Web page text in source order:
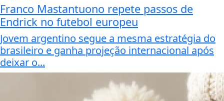
Franco Mastantuono repete passos de
Endrick no futebol europeu
Jovem argentino segue a mesma estratégia do
brasileiro e ganha projeção internacional após
deixar o...